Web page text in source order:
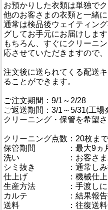
お預かりした衣類は単独で
他のお客さまの衣類と一緒
通常は検品後ウェイティン
グしてお手元にお届けします
もちろん、すぐにクリーニ
応させていただきますので、
注文後に送られてくる配送
ることができます。
ご注文期間：9/1～2/28
ご返送期間：3/1～5/31(工場
クリーニング・保管を希望
クリーニング点数 ：20枚まで
保管期間
：最大9ヵ
洗い
：お客さ
シミ抜き
：通常し
仕上げ
：機械仕
生産方法
：手渡し
カルテ
：結果報
送料
：往復送